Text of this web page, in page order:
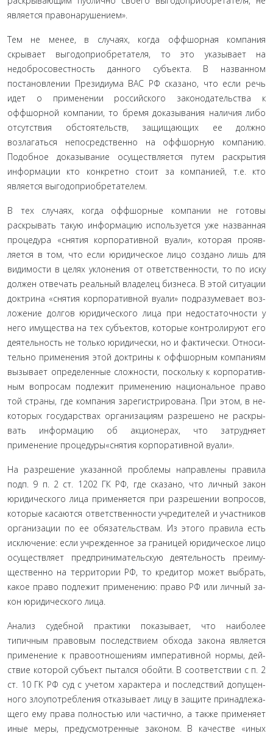
яв­ляется правонарушением».
Тем не менее, в случаях, когда оффшорная компания
скрывает выгодоприобретателя, то это указывает на
недобро­совестность данного субъекта. В названном
постановлении Президиума ВАС РФ сказано, что если речь
идет о примене­нии российского законодательства к
оффшорной компании, то бремя доказывания наличия либо
отсутствия обстоятельств, защищающих ее должно
возлагаться непосредственно на оффшорную компанию.
Подобное доказывание осуществля­ется путем раскрытия
информации кто конкретно стоит за компанией, т.е. кто
является выгодоприобретателем.
В тех случаях, когда оффшорные компании не готовы
раскрывать такую информацию используется уже названная
процедура «снятия корпоративной вуали», которая прояв­
ляется в том, что если юридическое лицо создано лишь для
видимости в целях уклонения от ответственности, то по иску
должен отвечать реальный владелец бизнеса. В этой ситуации
доктрина «снятия корпоративной вуали» подразумевает воз­
ложение долгов юридического лица при недостаточности у
него имущества на тех субъектов, которые контролируют его
деятельность не только юридически, но и фактически. Относи­
тельно применения этой доктрины к оффшорным компаниям
вызывает определенные сложности, поскольку к корпоратив­
ным вопросам подлежит применению национальное право
той страны, где компания зарегистрирована. При этом, в не­
которых государствах организациям разрешено не раскры­
вать информацию об акционерах, что затрудняет
применение процедуры«снятия корпоративной вуали».
На разрешение указанной проблемы направлены прави­ла
подп. 9 п. 2 ст. 1202 ГК РФ, где сказано, что личный закон
юридического лица применяется при разрешении вопросов,
которые касаются ответственности учредителей и участников
организации по ее обязательствам. Из этого правила есть
ис­ключение: если учрежденное за границей юридическое лицо
осуществляет предпринимательскую деятельность преиму­
щественно на территории РФ, то кредитор может выбрать,
какое право подлежит применению: право РФ или личный за­
кон юридического лица.
Анализ судебной практики показывает, что наиболее
типичным правовым последствием обхода закона является
применение к правоотношениям императивной нормы, дей­
ствие которой субъект пытался обойти. В соответствии с п. 2
ст. 10 ГК РФ суд с учетом характера и последствий допущен­
ного злоупотребления отказывает лицу в защите принадлежа­
щего ему права полностью или частично, а также применяет
иные меры, предусмотренные законом. В качестве «иных